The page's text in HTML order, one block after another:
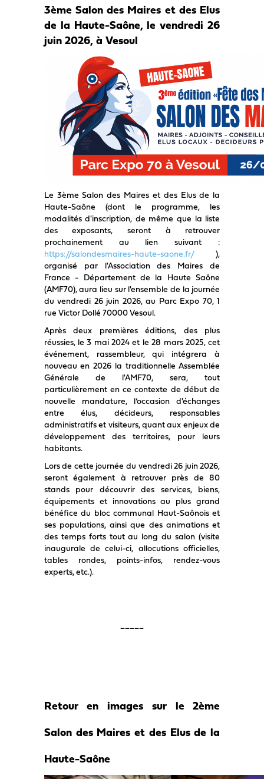
3ème Salon des Maires et des Elus
de la Haute-Saône, le vendredi 26
juin 2026, à Vesoul
Le 3ème Salon des Maires et des Elus de la
Haute-Saône (dont le programme, les
modalités d'inscription, de même que la liste
des exposants, seront à retrouver
prochainement au lien suivant :
https://salondesmaires-haute-saone.fr/),
organisé par l'Association des Maires de
France - Département de la Haute Saône
(AMF70), aura lieu sur l'ensemble de la journée
du vendredi 26 juin 2026, au Parc Expo 70, 1
rue Victor Dollé 70000 Vesoul.
Après deux premières éditions, des plus
réussies, le 3 mai 2024 et le 28 mars 2025, cet
événement, rassembleur, qui intégrera à
nouveau en 2026 la traditionnelle Assemblée
Générale de l'AMF70, sera, tout
particulièrement en ce contexte de début de
nouvelle mandature, l’occasion d'échanges
entre élus, décideurs, responsables
administratifs et visiteurs, quant aux enjeux de
développement des territoires, pour leurs
habitants.
Lors de cette journée du vendredi 26 juin 2026,
seront également à retrouver près de 80
stands pour découvrir des services, biens,
équipements et innovations au plus grand
bénéfice du bloc communal Haut-Saônois et
ses populations, ainsi que des animations et
des temps forts tout au long du salon (visite
inaugurale de celui-ci, allocutions officielles,
tables rondes, points-infos, rendez-vous
experts, etc.).
Retour en images sur le 2ème
Salon des Maires et des Elus de la
Haute-Saône